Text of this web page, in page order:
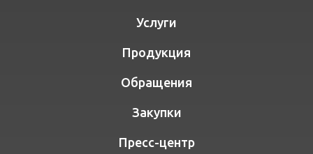
Услуги
Продукция
Обращения
Закупки
Пресс-центр